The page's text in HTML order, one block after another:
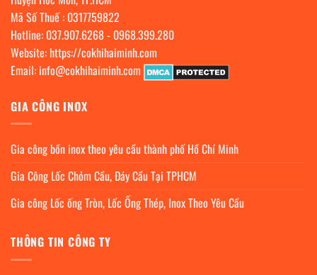
Mã Số Thuế : 0317759822
Hotline: 037.907.6268- 0968.399.280
Website: https://cokhihaiminh.com
Email: info@cokhihaiminh.com
GIA CÔNG INOX
Gia công bồn inox theo yêu cầu thành phố Hồ Chí Minh
Gia Công Lốc Chỏm Cầu, Đáy Cầu Tại TPHCM
Gia công Lốc ống Tròn, Lốc Ống Thép, Inox Theo Yêu Cầu
THÔNG TIN CÔNG TY